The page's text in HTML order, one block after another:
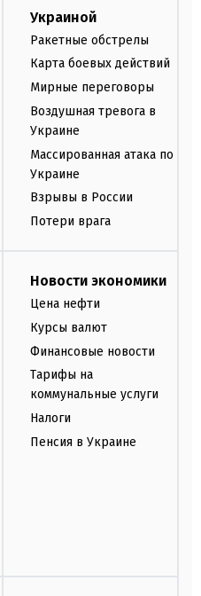
Украиной
Ракетные обстрелы
Карта боевых действий
Мирные переговоры
Воздушная тревога в
Украине
Массированная атака по
Украине
Взрывы в России
Потери врага
Новости экономики
Цена нефти
Курсы валют
Финансовые новости
Тарифы на
коммунальные услуги
Налоги
Пенсия в Украине